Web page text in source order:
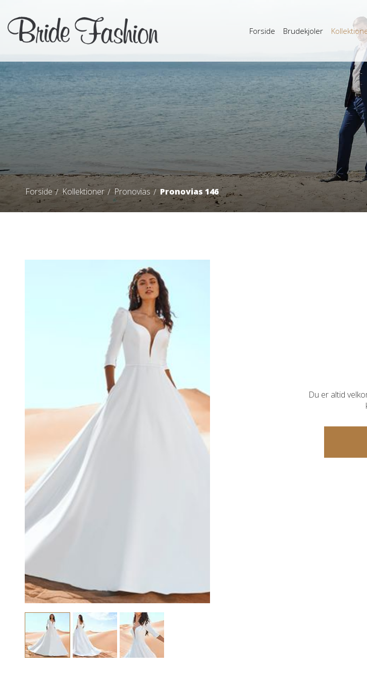
Forside Brudekjoler
Forside Kollektioner Pronovias Pronovias 146
Du er altid